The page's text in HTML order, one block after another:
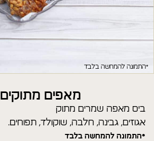
*התמונה להמחשה בלבד
מאפים מתוקים
ביס מאפה שמרים מתוק
אגוזים, גבינה, חלבה, שוקולד, תפוחים.
*התמונה להמחשה בלבד